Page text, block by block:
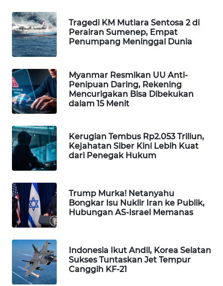
Tragedi KM Mutiara Sentosa 2 di
Perairan Sumenep, Empat
Penumpang Meninggal Dunia
Myanmar Resmikan UU Anti-
Penipuan Daring, Rekening
Mencurigakan Bisa Dibekukan
dalam 15 Menit
Kerugian Tembus Rp2.053 Triliun,
Kejahatan Siber Kini Lebih Kuat
dari Penegak Hukum
Trump Murka! Netanyahu
Bongkar Isu Nuklir Iran ke Publik,
Hubungan AS-Israel Memanas
Indonesia Ikut Andil, Korea Selatan
Sukses Tuntaskan Jet Tempur
Canggih KF-21
WAHANA
LISTRIK
WAHANA
TRAVEL
WAHANA
TV
WAHANANEWS
ID
CO ID
WAHANANEWS
NET
WAHANA
SPORT